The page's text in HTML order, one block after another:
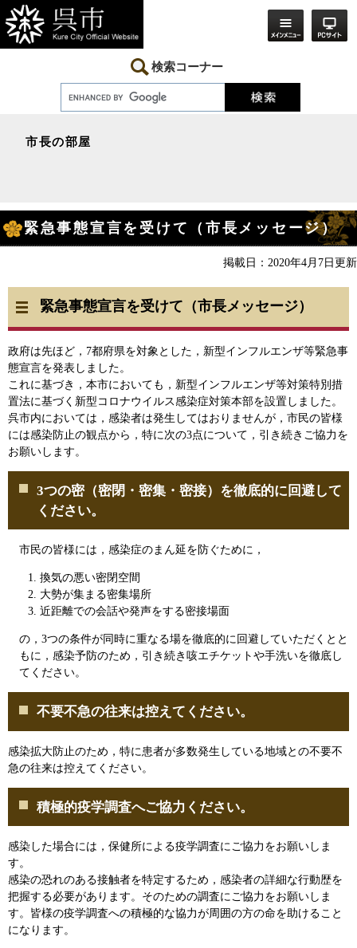
ー
ジ
の
ニ
ュ
ー
検索コーナー
市長の部屋
文
緊急事態宣言を受けて（市長メッセージ）
掲載日：2020年4月7日更新
緊急事態宣言を受けて（市長メッセージ）
政府は先ほど，7都府県を対象とした，新型インフルエンザ等緊急事
態宣言を発表しました。
これに基づき，本市においても，新型インフルエンザ等対策特別措
置法に基づく新型コロナウイルス感染症対策本部を設置しました。
呉市内においては，感染者は発生してはおりませんが，市民の皆様
には感染防止の観点から，特に次の3点について，引き続きご協力を
お願いします。
3つの密（密閉・密集・密接）を徹底的に回避して
ください。
市民の皆様には，感染症のまん延を防ぐために，
換気の悪い密閉空間
大勢が集まる密集場所
近距離での会話や発声をする密接場面
の，3つの条件が同時に重なる場を徹底的に回避していただくとと
もに，感染予防のため，引き続き咳エチケットや手洗いを徹底し
てください。
不要不急の往来は控えてください。
感染拡大防止のため，特に患者が多数発生している地域との不要不
急の往来は控えてください。
積極的疫学調査へご協力ください。
感染した場合には，保健所による疫学調査にご協力をお願いしま
す。
感染の恐れのある接触者を特定するため，感染者の詳細な行動歴を
把握する必要があります。そのための調査にご協力をお願いしま
す。皆様の疫学調査への積極的な協力が周囲の方の命を助けること
になります。